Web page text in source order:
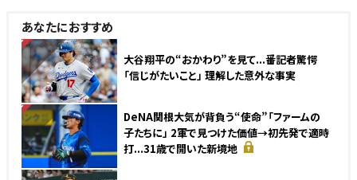
あなたにおすすめ
NEW
大谷翔平の“おかわり”を見て...番記者驚愕
「信じがたいこと」 理解した意外な事実
NEW
DeNA関根大気が背負う“使命”「ファームの
子たちに」 2軍で見つけた価値→初先発で適時
打...31歳で開いた新境地